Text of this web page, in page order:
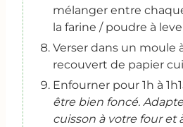
mélanger entre
la farine / poudre à
Verser dans un moule
recouvert de papier
Enfourner pour 1h à
être bien foncé.
cuisson à votre four et